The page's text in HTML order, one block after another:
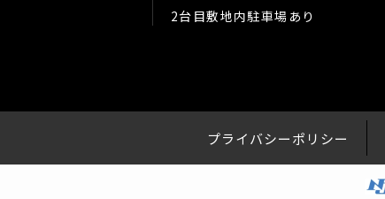
2台目敷地内駐車場あり
プライバシーポリシー